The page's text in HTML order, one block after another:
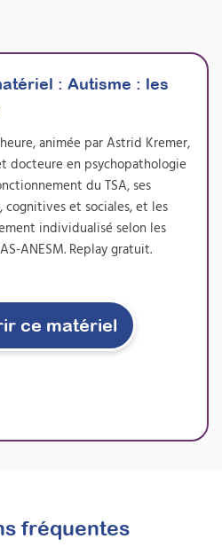
vous gagnez en
adaptez efficacement
Cette formation vous
concrètement une
de bilan sensoriel, très
et les institutions,
durablement votre
10/2026
sur 5 semaines
: Autisme : les
animée par Astrid Kremer,
docteure en psychopathologie
du TSA, ses
cognitives et sociales, et les
individualisé selon les
ANESM. Replay gratuit.
ce matériel
fréquentes